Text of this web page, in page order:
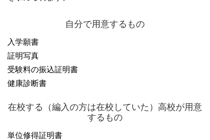
自分で用意するもの
入学願書
証明写真
受験料の振込証明書
健康診断書
在校する（編入の方は在校していた）高校が用意
するもの
単位修得証明書